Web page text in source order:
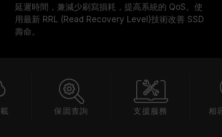
延遲時間，兼減少刷寫損耗，提高系統的 QoS。使
用最新 RRL (Read Recovery Level)技術改善 SSD
壽命。
保固查詢 支援服務 相